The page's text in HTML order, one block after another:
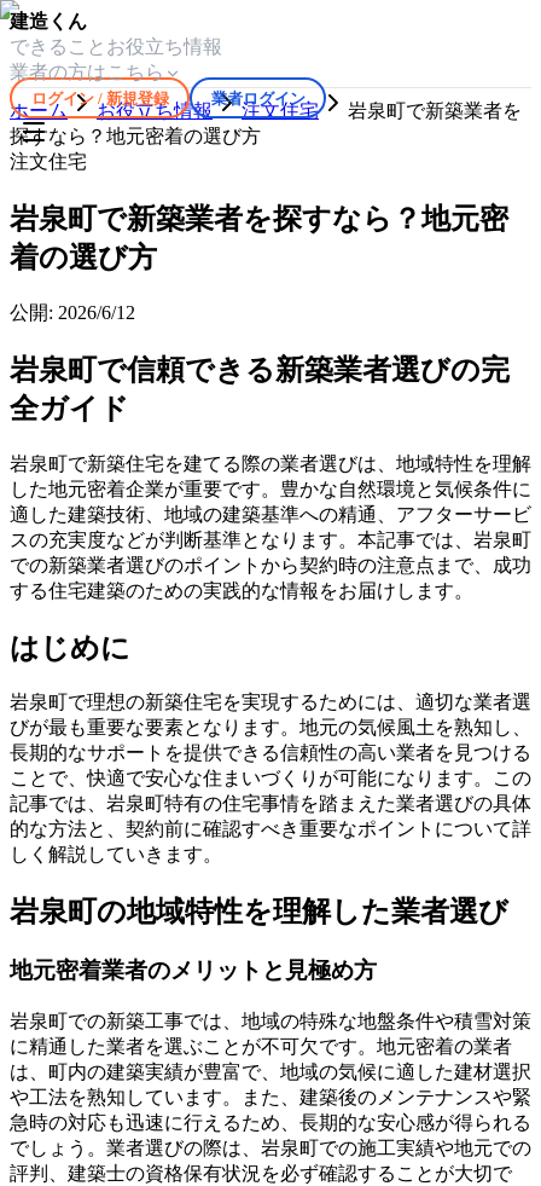
建造くん
できること お役立ち情報
業者の方はこちら
ログイン / 新規登録 業者ログイン
ホーム お役立ち情報 注文住宅
岩泉町で新築業者を
探すなら？地元密着の選び方
注文住宅
岩泉町で新築業者を探すなら？地元密
着の選び方
公開: 2026/6/12
岩泉町で信頼できる新築業者選びの完
全ガイド
岩泉町で新築住宅を建てる際の業者選びは、地域特性を理解
した地元密着企業が重要です。豊かな自然環境と気候条件に
適した建築技術、地域の建築基準への精通、アフターサービ
スの充実度などが判断基準となります。本記事では、岩泉町
での新築業者選びのポイントから契約時の注意点まで、成功
する住宅建築のための実践的な情報をお届けします。
はじめに
岩泉町で理想の新築住宅を実現するためには、適切な業者選
びが最も重要な要素となります。地元の気候風土を熟知し、
長期的なサポートを提供できる信頼性の高い業者を見つける
ことで、快適で安心な住まいづくりが可能になります。この
記事では、岩泉町特有の住宅事情を踏まえた業者選びの具体
的な方法と、契約前に確認すべき重要なポイントについて詳
しく解説していきます。
岩泉町の地域特性を理解した業者選び
地元密着業者のメリットと見極め方
岩泉町での新築工事では、地域の特殊な地盤条件や積雪対策
に精通した業者を選ぶことが不可欠です。地元密着の業者
は、町内の建築実績が豊富で、地域の気候に適した建材選択
や工法を熟知しています。また、建築後のメンテナンスや緊
急時の対応も迅速に行えるため、長期的な安心感が得られる
でしょう。業者選びの際は、岩泉町での施工実績や地元での
評判、建築士の資格保有状況を必ず確認することが大切で